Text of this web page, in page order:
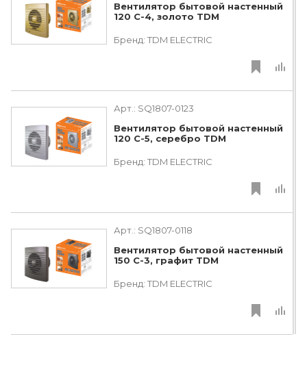
Вентилятор бытовой настенный
120 С-4, золото TDM
Бренд: TDM ЕLECTRIC
Арт.: SQ1807-0123
Вентилятор бытовой настенный
120 С-5, серебро TDM
Бренд: TDM ЕLECTRIC
Арт.: SQ1807-0118
Вентилятор бытовой настенный
150 С-3, графит TDM
Бренд: TDM ЕLECTRIC